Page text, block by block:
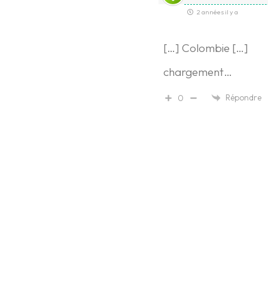
2 années il y a
[…] Colombie […]
chargement…
0 Répondre